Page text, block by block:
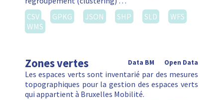
CSV
GPKG JSON SHP SLD
WFS
WMS
Zones vertes Open Data
Data BM
Les espaces verts sont inventarié par des mesures
topographiques pour la gestion des espaces verts
qui appartient à Bruxelles Mobilité.